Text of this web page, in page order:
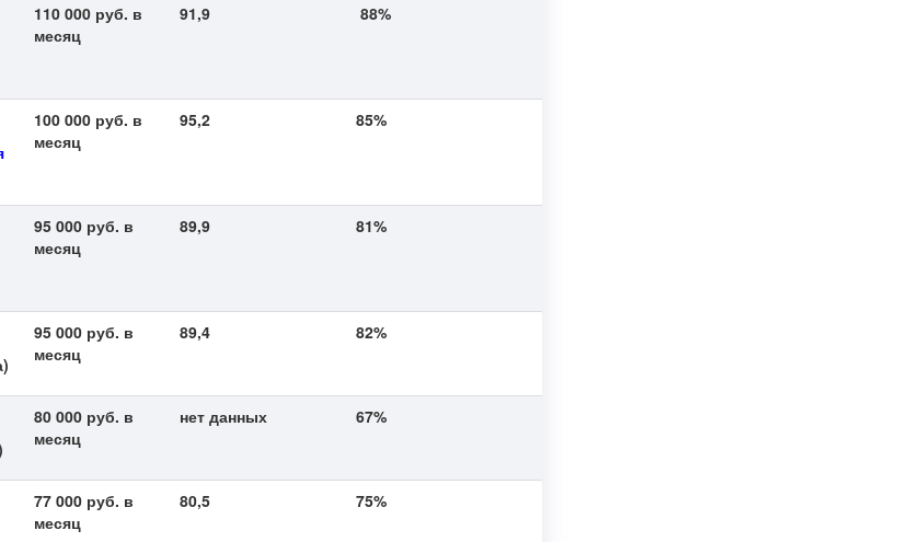
110 000 руб. в
месяц
91,9 88%
100 000 руб. в
месяц
95,2 85%
95 000 руб. в
месяц
89,9 81%
95 000 руб. в
месяц
89,4 82%
80 000 руб. в
месяц
нет данных 67%
77 000 руб. в
месяц
80,5 75%